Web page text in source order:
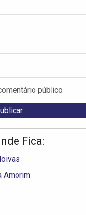
público
Fica:
Amorim